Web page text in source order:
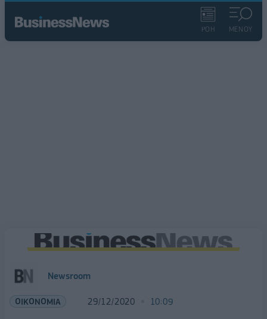
ΡΟΗ ΜΕΝΟΥ
Newsroom
ΟΙΚΟΝΟΜΙΑ 29/12/2020 10:09